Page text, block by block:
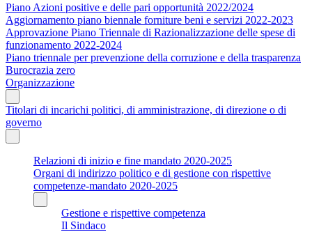
Piano Azioni positive e delle pari opportunità 2022/2024
Aggiornamento piano biennale forniture beni e servizi 2022-2023
Approvazione Piano Triennale di Razionalizzazione delle spese di
funzionamento 2022-2024
Piano triennale per prevenzione della corruzione e della trasparenza
Burocrazia zero
Organizzazione
Titolari di incarichi politici, di amministrazione, di direzione o di
governo
Relazioni di inizio e fine mandato 2020-2025
Organi di indirizzo politico e di gestione con rispettive
competenze-mandato 2020-2025
Gestione e rispettive competenza
Il Sindaco